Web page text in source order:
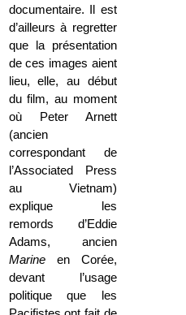
documentaire. Il est
d’ailleurs à regretter
que la présentation
de ces images aient
lieu, elle, au début
du film, au moment
où Peter Arnett
(ancien
correspondant de
l’Associated Press
au Vietnam)
explique les
remords d’Eddie
Adams, ancien
Marineen Corée,
devant l’usage
politique que les